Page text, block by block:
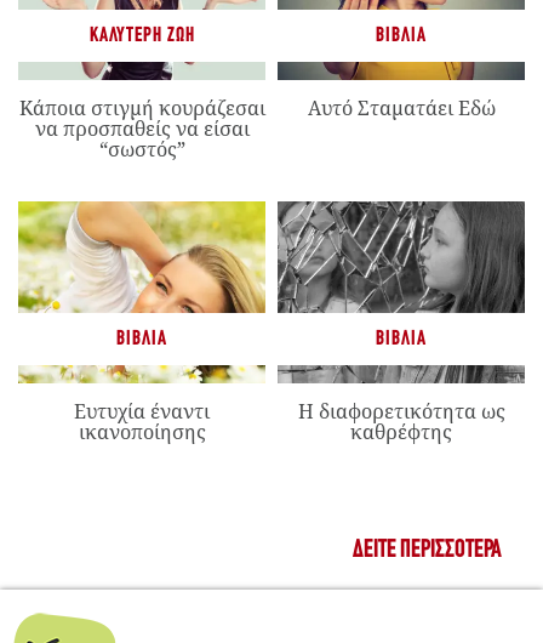
ΚΑΛΎΤΕΡΗ ΖΩΉ
Κάποια στιγμή κουράζεσαι
να προσπαθείς να είσαι
“σωστός”
ΒΙΒΛΊΑ
Αυτό Σταματάει Εδώ
ΒΙΒΛΊΑ
Ευτυχία έναντι
ικανοποίησης
ΒΙΒΛΊΑ
Η διαφορετικότητα ως
καθρέφτης
ΔΕΊΤΕ ΠΕΡΙΣΣΌΤΕΡΑ